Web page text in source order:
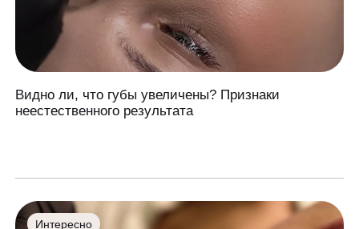
Видно ли, что губы увеличены? Признаки
неестественного результата
Интересно